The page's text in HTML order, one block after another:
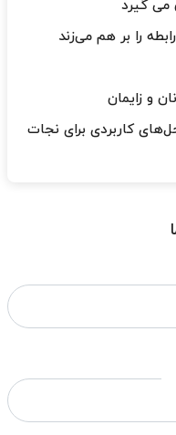
می گیرد
و زایمان
کاربردی برای نجات